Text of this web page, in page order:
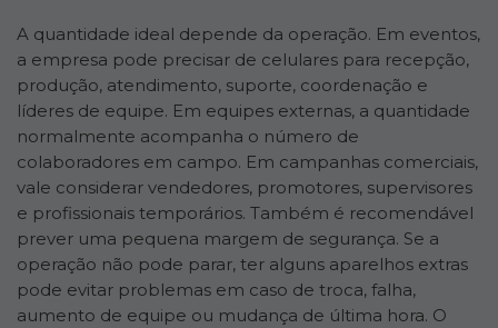
A quantidade ideal depende da operação. Em eventos,
a empresa pode precisar de celulares para recepção,
produção, atendimento, suporte, coordenação e
líderes de equipe. Em equipes externas, a quantidade
normalmente acompanha o número de
colaboradores em campo. Em campanhas comerciais,
vale considerar vendedores, promotores, supervisores
e profissionais temporários. Também é recomendável
prever uma pequena margem de segurança. Se a
operação não pode parar, ter alguns aparelhos extras
pode evitar problemas em caso de troca, falha,
aumento de equipe ou mudança de última hora. O